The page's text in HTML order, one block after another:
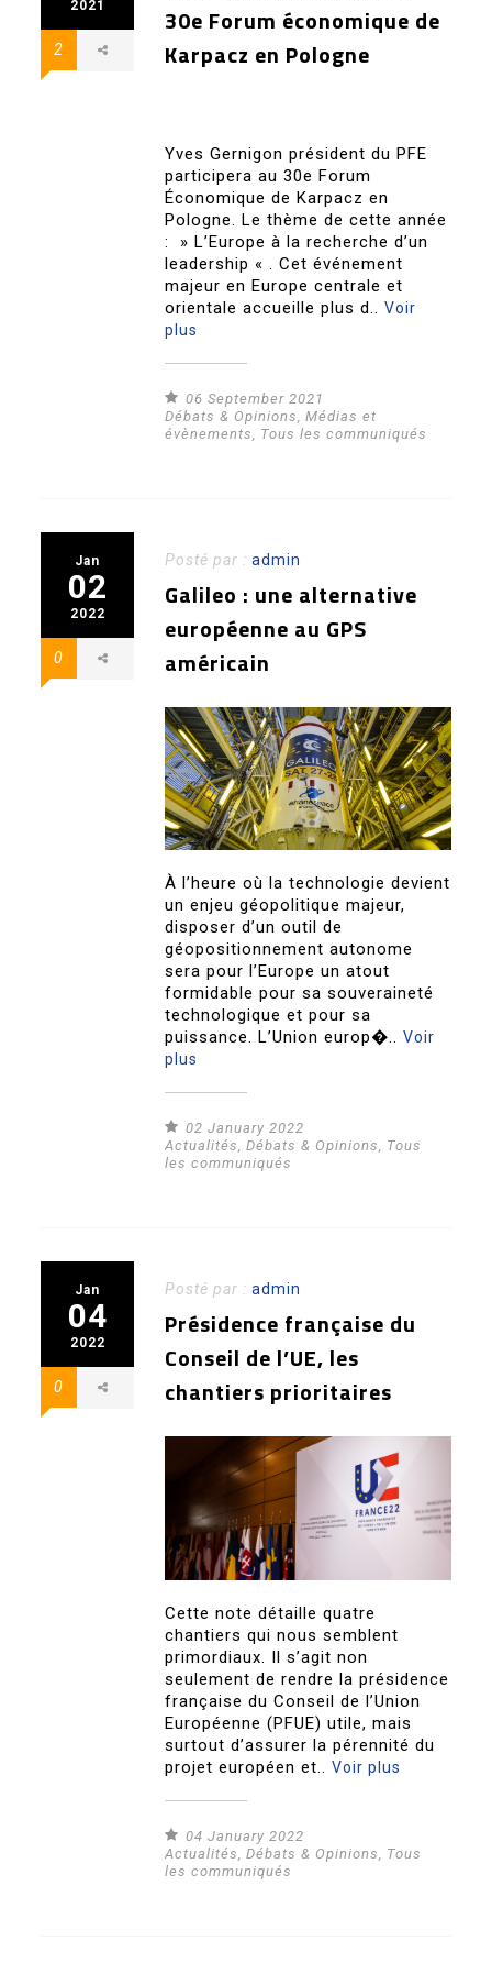
2021
2
30e Forum économique de
Karpacz en Pologne
Yves Gernigon président du PFE
participera au 30e Forum
Économique de Karpacz en
Pologne. Le thème de cette année
: » L’Europe à la recherche d’un
leadership « . Cet événement
majeur en Europe centrale et
orientale accueille plus d..Voir
plus
06 September 2021
Débats & Opinions,Médias et
évènements, Tous les communiqués
Jan
02
2022
0
Posté par :admin
Galileo : une alternative
européenne au GPS
américain
À l’heure où la technologie devient
un enjeu géopolitique majeur,
disposer d’un outil de
géopositionnement autonome
sera pour l’Europe un atout
formidable pour sa souveraineté
technologique et pour sa
puissance. L’Union europ�..Voir
plus
02 January 2022
Actualités,Débats & Opinions, Tous
les communiqués
Jan
04
2022
0
Posté par :admin
Présidence française du
Conseil de l’UE, les
chantiers prioritaires
Cette note détaille quatre
chantiers qui nous semblent
primordiaux. Il s’agit non
seulement de rendre la présidence
française du Conseil de l’Union
Européenne (PFUE) utile, mais
surtout d’assurer la pérennité du
projet européen et..Voir plus
04 January 2022
Actualités ,Débats & Opinions
Tous
les communiqués